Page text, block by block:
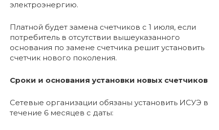
электроэнергию.
Платной будет замена счетчиков с 1 июля, если
потребитель в отсутствии вышеуказанного
основания по замене счетчика решит установить
счетчик нового поколения.
Сроки и основания установки новых счетчиков
Сетевые организации обязаны установить ИСУЭ в
течение 6 месяцев с даты: